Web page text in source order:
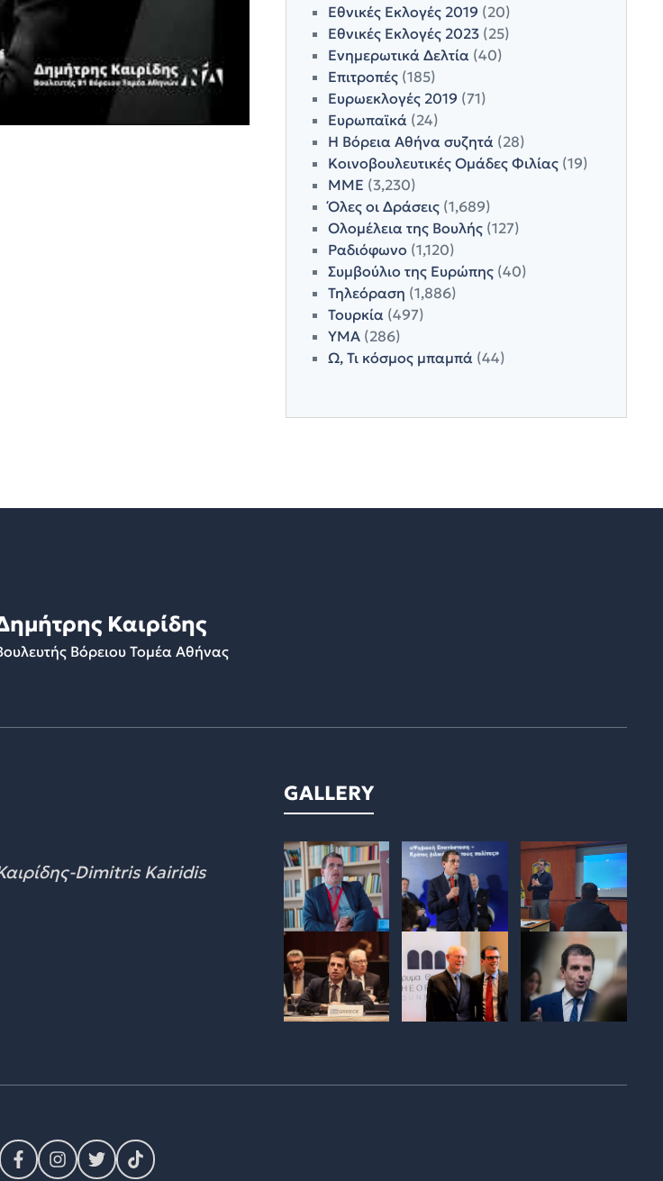
Εθνικές Εκλογές 2019 (20)
Εθνικές Εκλογές 2023(25)
Ενημερωτικά Δελτία(40)
Επιτροπές(185)
Ευρωεκλογές 2019 (71)
Ευρωπαϊκά(24)
Η Βόρεια Αθήνα συζητά(28)
Κοινοβουλευτικές Ομάδες Φιλίας(19)
ΜΜΕ (3,230)
Όλες οι Δράσεις(1,689)
Ολομέλεια της Βουλής(127)
Ραδιόφωνο (1,120)
Συμβούλιο της Ευρώπης(40)
Τηλεόραση (1,886)
Τουρκία(497)
ΥΜΑ(286)
Ω, Τι κόσμος μπαμπά(44)
Καιρίδης
Βόρειου Τομέα Αθήνας
Dimitris Kairidis
GALLERY